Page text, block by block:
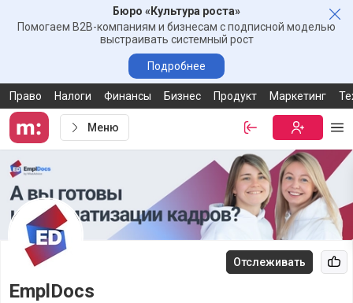
Бюро «Культура роста»
Помогаем B2B-компаниям и бизнесам с подписной моделью
выстраивать системный рост
Подробнее
Право Налоги Финансы Бизнес Продукт Маркетинг
Меню Войти
Отслеживать
EmplDocs